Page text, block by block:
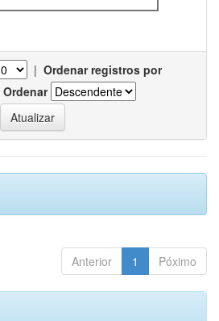
| Ordenar registros por
Ordenar
Anterior 1 Póximo